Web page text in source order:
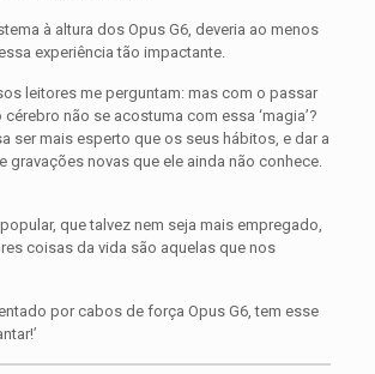
à altura dos Opus G6, deveria ao menos
experiência tão impactante.
leitores me perguntam: mas com o passar
não se acostuma com essa ‘magia’?
ser mais esperto que os seus hábitos, e dar a
gravações novas que ele ainda não conhece.
que talvez nem seja mais empregado,
coisas da vida são aquelas que nos
por cabos de força Opus G6, tem esse